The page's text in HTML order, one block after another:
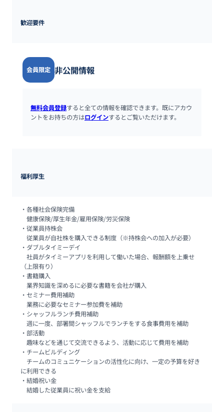
歓迎要件
会員限定 非公開情報
無料会員登録すると全ての情報を確認できます。既にアカウ
ントをお持ちの方はログインするとご覧いただけます。
福利厚生
・各種社会保険完備
健康保険/厚生年金/雇用保険/労災保険
・従業員持株会
従業員が自社株を購入できる制度（※持株会への加入が必要）
・ダブルタイミーデイ
社員がタイミーアプリを利用して働いた場合、報酬額を上乗せ
（上限有り）
・書籍購入
業界知識を深めるに必要な書籍を会社が購入
・セミナー費用補助
業務に必要なセミナー参加費を補助
・シャッフルランチ費用補助
週に一度、部署間シャッフルでランチをする食事費用を補助
・部活動
趣味などを通じて交流できるよう、活動に応じて費用を補助
・チームビルディング
チームのコミュニケーションの活性化に向け、一定の予算を好き
に利用できる
・結婚祝い金
結婚した従業員に祝い金を支給